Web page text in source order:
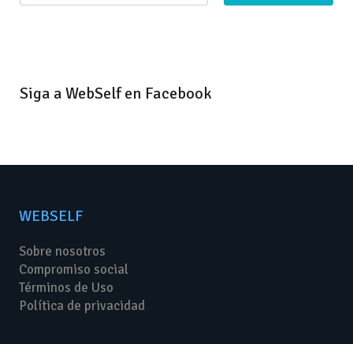
Siga a WebSelf en Facebook
WEBSELF
Sobre nosotros
Compromiso social
Términos de Uso
Política de privacidad